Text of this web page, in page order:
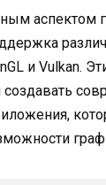
аспектом
и Vulkan.